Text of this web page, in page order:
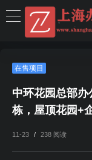
在售项目
中环花园总部
栋，屋顶花园+
11-23 / 238 阅读